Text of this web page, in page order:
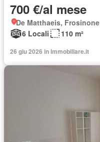
700 €/al mese
De Matthaeis, Frosinone
6 Locali
110 m²
26 giu 2026 in Immobiliare.it